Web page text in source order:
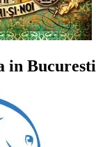
in Bucuresti